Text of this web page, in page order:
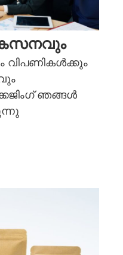
വിപണികൾക്കും
ഞങ്ങൾ